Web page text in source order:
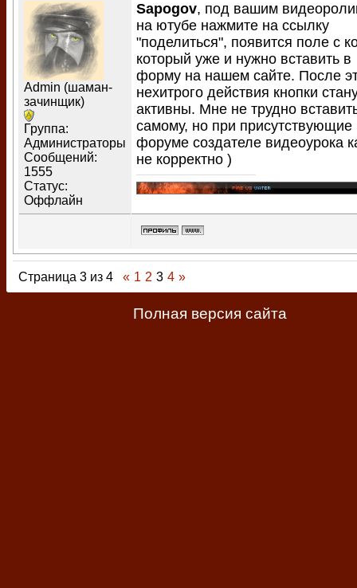
Admin (шаман-
зачинщик)
Группа:
Администраторы
Сообщений:
1555
Статус:
Оффлайн
Sapogov, под вашим
на ютубе нажмите на ссылку
"поделиться", появится поле с
который уже и нужно вставить в
форму на нашем сайте. После
нехитрого действия кнопки
активны. Мне не трудно
самому, но при присутствующие
форуме создателе видеоурока
не корректно )
Страница 3 из 4 « 1 2 3 4 »
Полная версия сайта